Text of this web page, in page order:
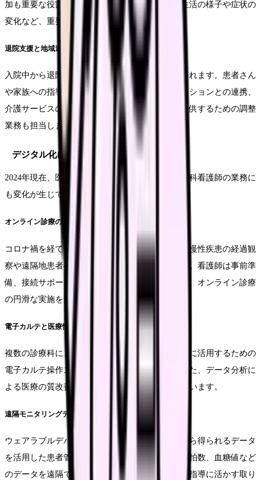
加も重要な役割です。看護師は患者さんの日常生活の様子や症状の
変化など、重要な情報を提供します。
退院支援と地域連携
入院中から退院後の生活を見据えた支援が求められます。患者さん
や家族への指導、かかりつけ医や訪問看護ステーションとの連携、
介護サービスの調整など、切れ目のないケアを提供するための調整
業務も担当します。
デジタル化に伴う新たな業務
2024年現在、医療のデジタル化に伴い、総合診療科看護師の業務に
も変化が生じています。
オンライン診療のサポート
コロナ禍を経て普及したオンライン診療は、特に慢性疾患の経過観
察や遠隔地患者への医療提供に活用されています。看護師は事前準
備、接続サポート、診察補助、事後フォローなど、オンライン診療
の円滑な実施をサポートします。
電子カルテと医療情報管理
複数の診療科にまたがる情報を一元管理し、適切に活用するための
電子カルテ操作スキルが重要になっています。また、データ分析に
よる医療の質改善にも看護師の視点が活かされています。
遠隔モニタリングデータの活用
ウェアラブルデバイスや在宅モニタリング機器から得られるデータ
を活用した患者管理も始まっています。血圧、心拍数、血糖値など
のデータを遠隔で把握し、異常の早期発見や生活指導に活かす取り